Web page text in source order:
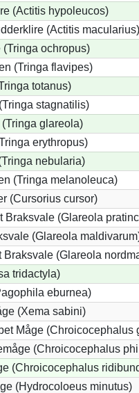
(Actitis hypoleucos)
(Actitis macularius)
(Tringa ochropus)
(Tringa flavipes)
totanus)
stagnatilis)
glareola)
erythropus)
nebularia)
(Tringa melanoleuca)
(Cursorius cursor)
Braksvale (Glareola
(Glareola
Braksvale (Glareola
tridactyla)
eburnea)
(Xema sabini)
Måge (Chroicocephalus
(Chroicocephalus
(Chroicocephalus
(Hydrocoloeus minutus)